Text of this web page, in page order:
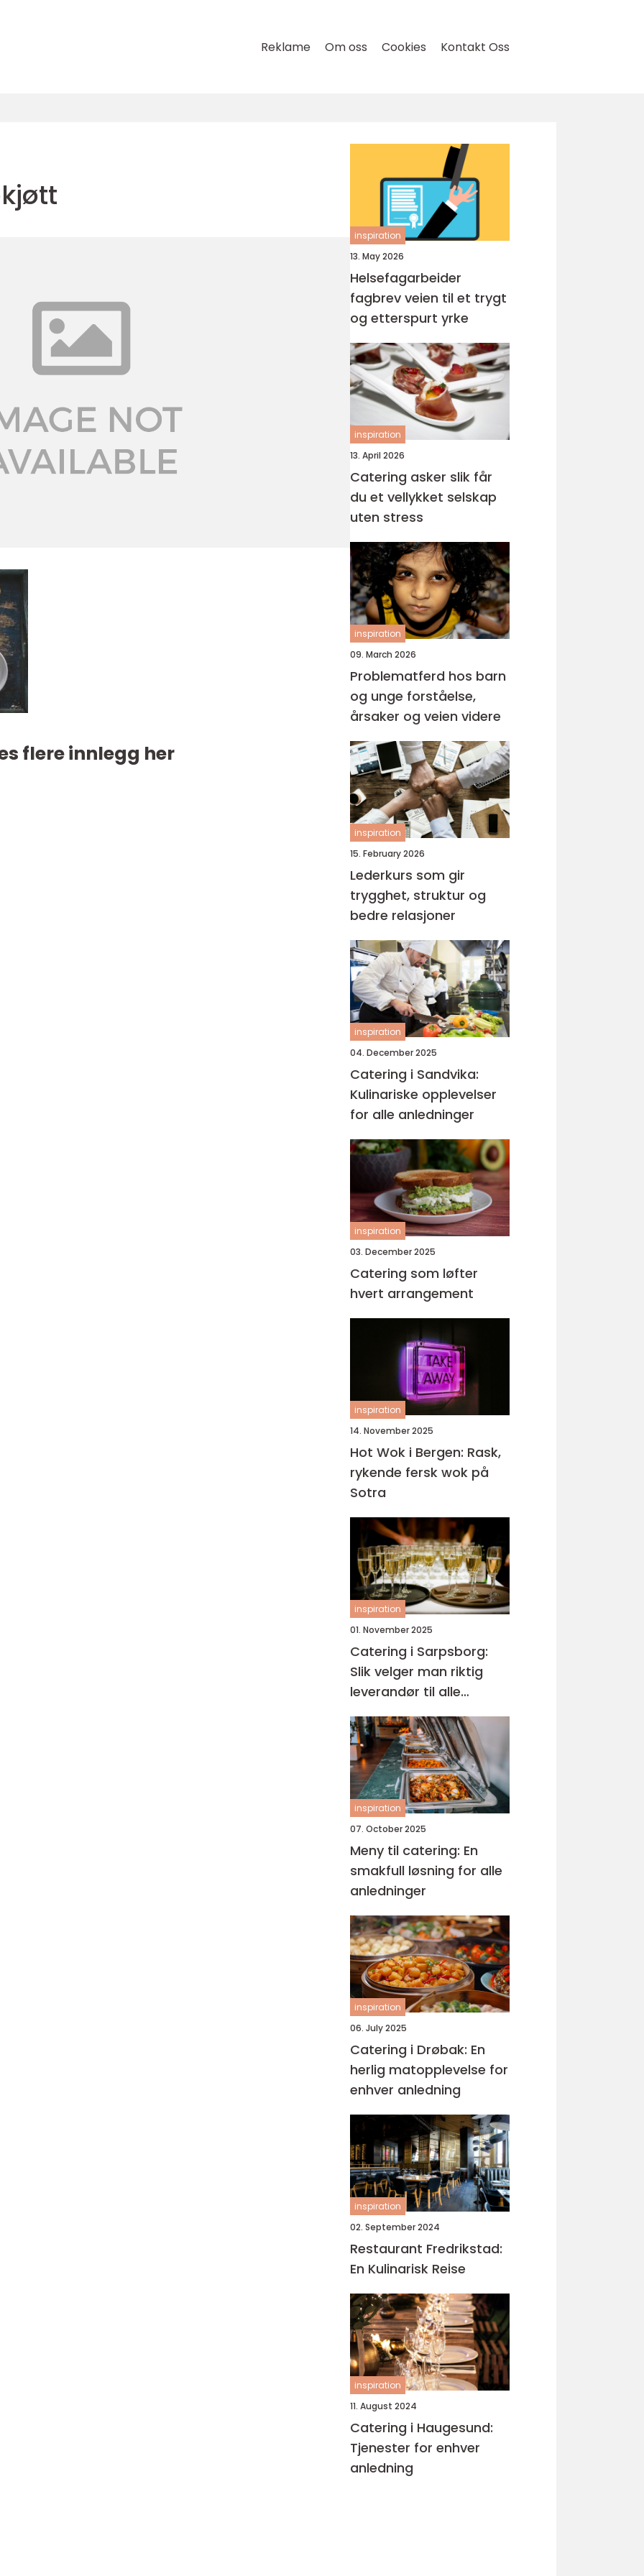
Reklame Om oss Cookies Kontakt Oss
flere innlegg her
inspiration
13. May 2026
Helsefagarbeider
fagbrev veien til et trygt
og etterspurt yrke
inspiration
13. April 2026
Catering asker slik får
du et vellykket selskap
uten stress
inspiration
09. March 2026
Problematferd hos barn
og unge forståelse,
årsaker og veien videre
inspiration
15. February 2026
Lederkurs som gir
trygghet, struktur og
bedre relasjoner
inspiration
04. December 2025
Catering i Sandvika:
Kulinariske opplevelser
for alle anledninger
inspiration
03. December 2025
Catering som løfter
hvert arrangement
inspiration
14. November 2025
Hot Wok i Bergen: Rask,
rykende fersk wok på
Sotra
inspiration
01. November 2025
Catering i Sarpsborg:
Slik velger man riktig
leverandør til alle
anledninger
inspiration
07. October 2025
Meny til catering: En
smakfull løsning for alle
anledninger
inspiration
06. July 2025
Catering i Drøbak: En
herlig matopplevelse for
enhver anledning
inspiration
02. September 2024
Restaurant Fredrikstad:
En Kulinarisk Reise
inspiration
11. August 2024
Catering i Haugesund:
Tjenester for enhver
anledning